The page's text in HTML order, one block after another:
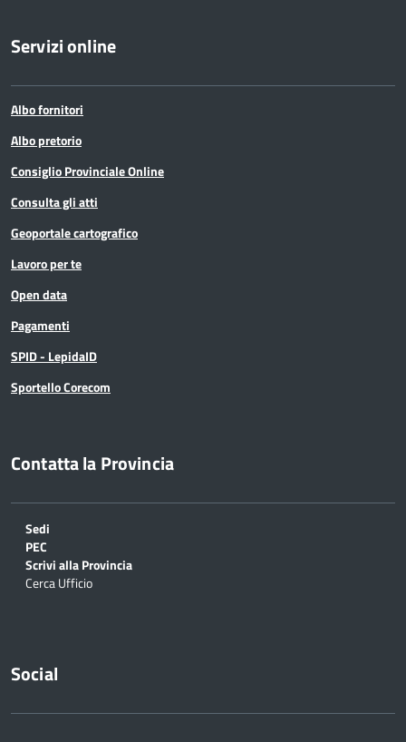
Servizi online
Albo fornitori
Albo pretorio
Consiglio Provinciale Online
Consulta gli atti
Geoportale cartografico
Lavoro per te
Open data
Pagamenti
SPID - LepidaID
Sportello Corecom
Contatta la Provincia
Sedi
PEC
Scrivi alla Provincia
Cerca Ufficio
Social